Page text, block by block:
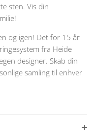
sten. Vis din
og igen! Det for 15 år
fra Heide
designer. Skab din
samling til enhver